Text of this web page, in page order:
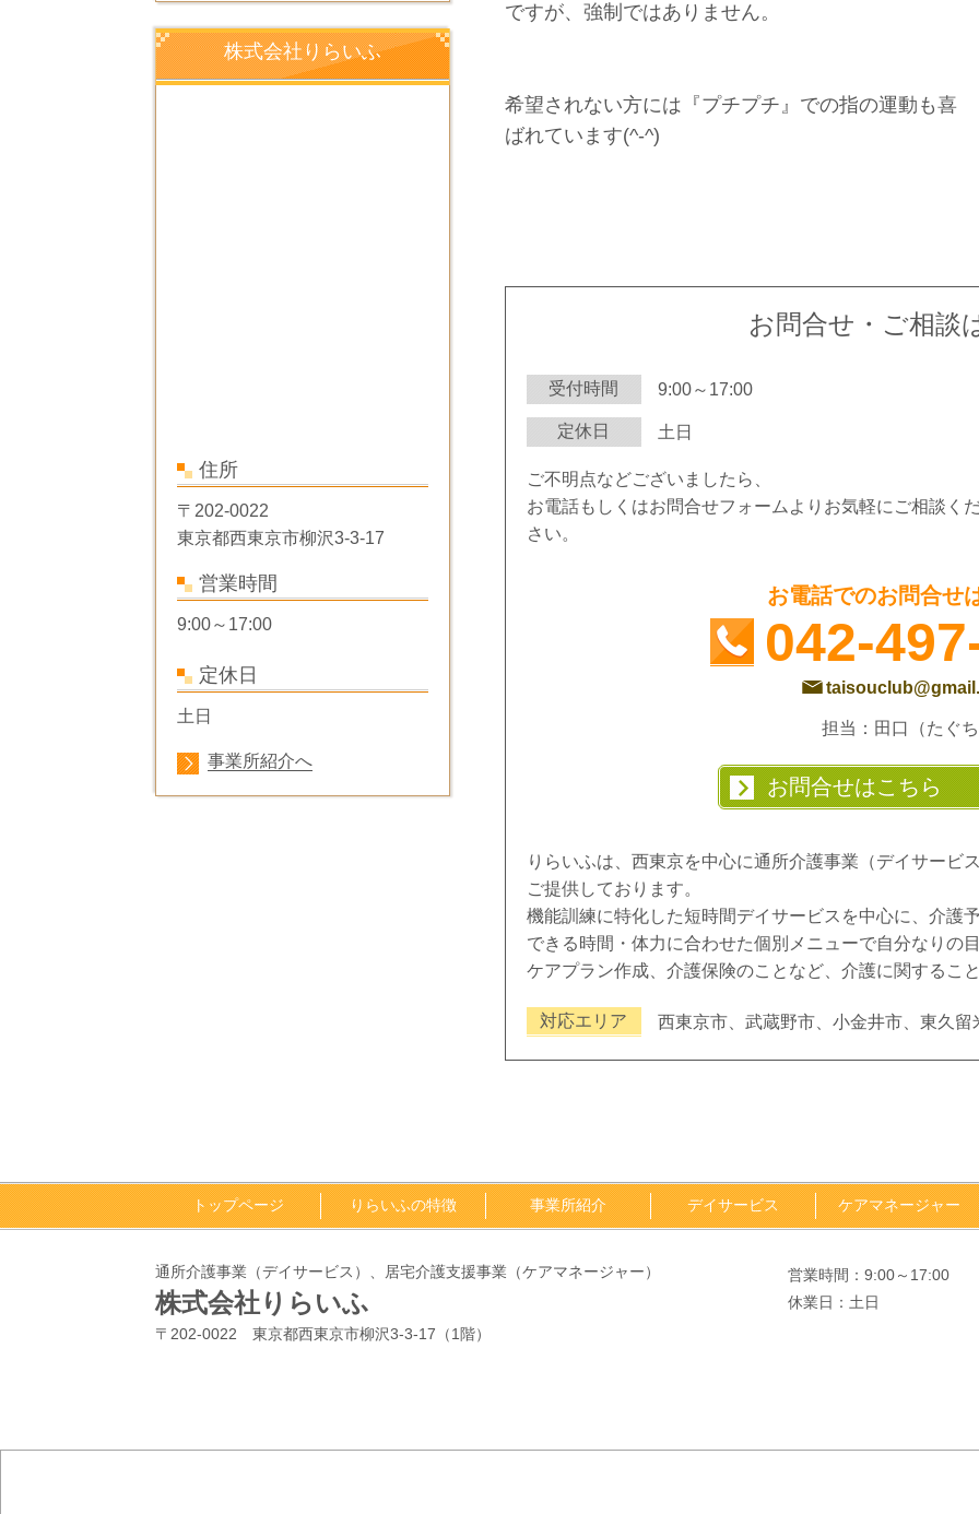
ですが、強制ではありません。
希望されない方には『プチプチ』での指の運動も喜
ばれています(^-^)
お問合せ・ご相談
受付時間 9:00～17:00
定休日 土日
ご不明点などございましたら、
お電話もしくはお問合せフォームよりお気軽にご相談く
さい。
お電話でのお問合せ
042-
担当：田口（たぐ
お問合せはこちら
りらいふは、西東京を中心に通所介護事業（デイサービ
ご提供しております。
機能訓練に特化した短時間デイサービスを中心に、介護
できる時間・体力に合わせた個別メニューで自分なりの
ケアプラン作成、介護保険のことなど、介護に関するこ
対応エリア 西東京市、武蔵野市、小金井市、東久留
株式会社りらいふ
住所
〒202-0022
東京都西東京市柳沢3-3-17
営業時間
9:00～17:00
定休日
土日
事業所紹介へ
トップページ りらいふの特徴 事業所紹介 デイサービス ケアマネージャー
通所介護事業（デイサービス）、居宅介護支援事業（ケアマネージャー）
株式会社りらいふ
〒202-0022 東京都西東京市柳沢3-3-17（1階）
営業時間：9:00～17:00
休業日：土日